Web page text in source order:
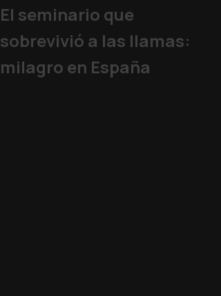
El seminario que
sobrevivió a las llamas:
milagro en España